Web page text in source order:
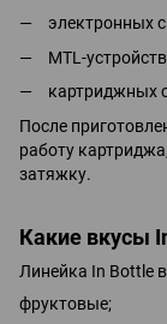
электронных
MTL-
картриджных
После
работу
затяжку.
Какие вкусы
Линейка In Bottle
фруктовые;